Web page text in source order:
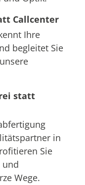
Callcenter
Ihre
begleitet Sie
statt
in
Sie
und
Wege.